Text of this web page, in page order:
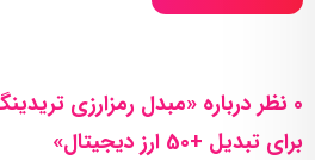
0 نظر درباره «مبدل رمزارزی
برای تبدیل +50 ارز دیجیتال»